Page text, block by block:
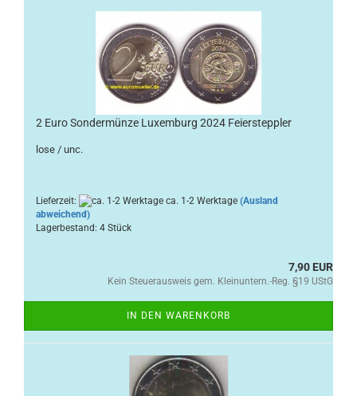
2 Euro Sondermünze Luxemburg 2024 Feiersteppler
lose / unc.
Lieferzeit: ca. 1-2 Werktage (Ausland
abweichend)
Lagerbestand: 4 Stück
7,90 EUR
Kein Steuerausweis gem. Kleinuntern.-Reg. §19 UStG
IN DEN WARENKORB